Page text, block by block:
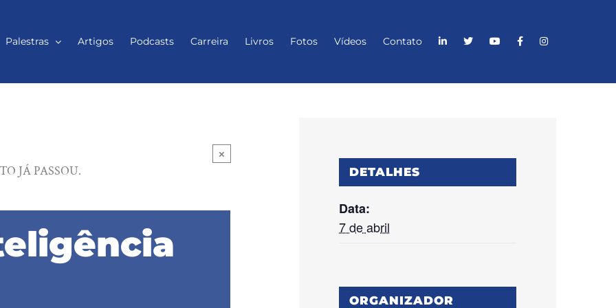
Palestras Artigos Podcasts Carreira Livros Fotos Vídeos Contato
×
JÁ PASSOU. DETALHES
Data:
7 de abril
ORGANIZADOR